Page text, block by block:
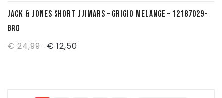
JACK & JONES SHORT JJIMARS – GRIGIO MELANGE – 12187029-
GRG
€24,99
Il
€ 12,50